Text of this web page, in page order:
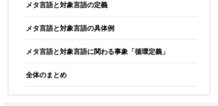
メタ言語と対象言語の定義
メタ言語と対象言語の具体例
メタ言語と対象言語に関わる事象「循環定義」
全体のまとめ